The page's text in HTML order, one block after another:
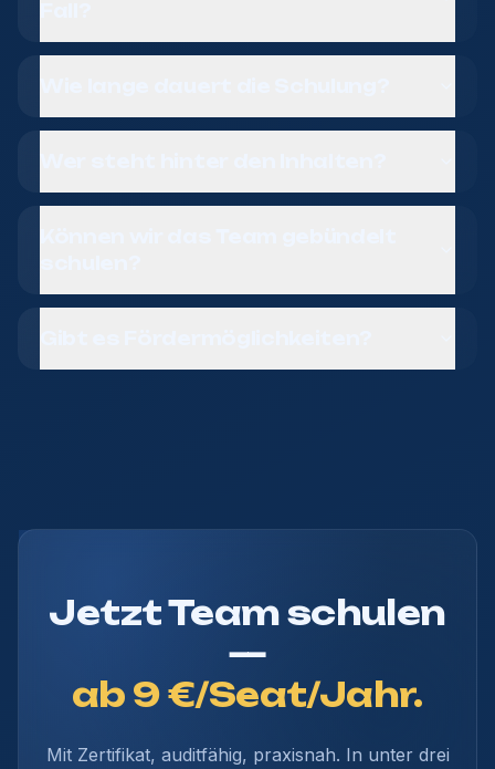
Jetzt Team schulen
—
ab 9 €/Seat/Jahr.
Mit Zertifikat, auditfähig, praxisnah. In unter drei